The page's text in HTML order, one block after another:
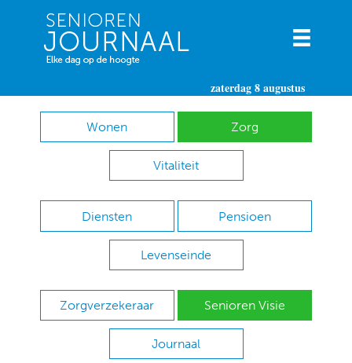
zaterdag 8 augustus
Wonen Zorg
Vitaliteit
Diensten Pensioen
Levenseinde
Zorgverzekeraar Senioren Visie
Journaal